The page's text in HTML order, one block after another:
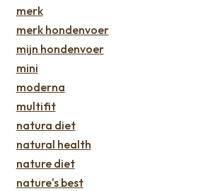
merk
merk hondenvoer
mijn hondenvoer
mini
moderna
multifit
natura diet
natural health
nature diet
nature's best